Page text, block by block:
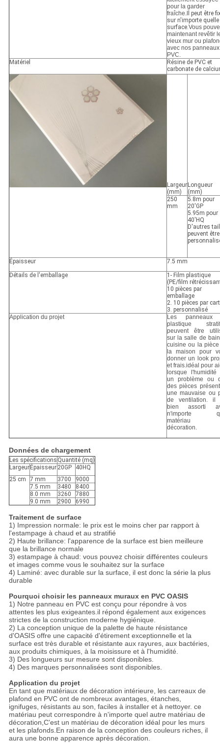
pour la garder
fraîche.Il peut être
sur n'importe quelle
surface.Vous
maintenant revêtir
vieux mur ou
avec nos
PVC.
Matériel
Résine de PVC et
carbonate de
Largeur
(mm)
Longueur
(mm)
250
mm
5.8m pour
20'GP
5.95m pour
40'HQ
D'autres
peuvent être
Épaisseur
7.5 mm
Détails de l'emballage
1- Film plastique
(PE/film
10 pièces par
emballage
2. 10 pièces par
3. personnalisé
Application du projet
Les panneaux
plastique
peuvent être
sur la salle de
cuisine ou la
la maison pour
donner un look
et frais.idéal pour
lorsque l'humidité
un problème ou
des pièces
une mauvaise ou
de ventilation. il
bien assorti
n'importe
matériau
décoration.
Données de chargement
Les spécifications Quantité (mq)
Largeur Épaisseur 20GP
40HQ
25 cm
7 mm 3700
9000
7.5 mm
3480
8400
8.0 mm
3260
7880
9.0 mm
2900 6990
Traitement de surface
1) Impression normale: le prix est le moins cher par rapport à
l'estampage à chaud et au stratifié
2) Haute brillance: l'apparence de la surface est bien meilleure
que la brillance normale
3) estampage à chaud: vous pouvez choisir différentes couleurs
et images comme vous le souhaitez sur la surface
4) Laminé: avec durable sur la surface, il est donc la série la plus
durable
Pourquoi choisir les panneaux muraux en PVC OASIS
1) Notre panneau en PVC est conçu pour répondre à vos
attentes les plus exigeantes.il répond également aux exigences
strictes de la construction moderne hygiénique.
2) La conception unique de la palette de haute résistance
d'OASIS offre une capacité d'étirement exceptionnelle et la
surface est très durable et résistante aux rayures, aux bactéries,
aux produits chimiques, à la moisissure et à l'humidité.
3) Des longueurs sur mesure sont disponibles.
4) Des marques personnalisées sont disponibles.
Application du projet
En tant que matériaux de décoration intérieure, les carreaux de
plafond en PVC ont de nombreux avantages, étanches,
ignifuges, résistants au son, faciles à installer et à nettoyer. ce
matériau peut correspondre à n'importe quel autre matériau de
décoration,C'est un matériau de décoration idéal pour les murs
et les plafonds.En raison de la conception des couleurs riches, il
aura une bonne apparence après décoration.